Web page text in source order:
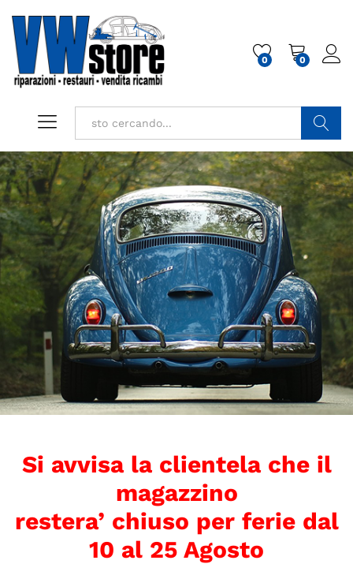
0 0
Cerca
Si avvisa la clientela che il
magazzino
restera’ chiuso per ferie dal
10 al 25 Agosto